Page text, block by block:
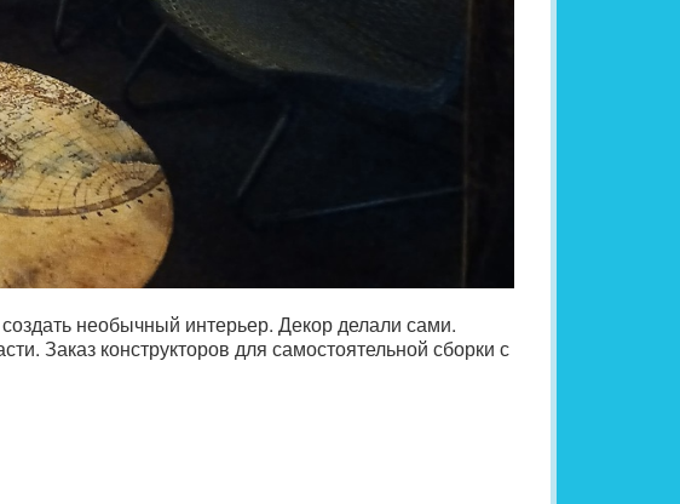
необычный интерьер. Декор делали сами.
Заказ конструкторов для самостоятельной сборки с